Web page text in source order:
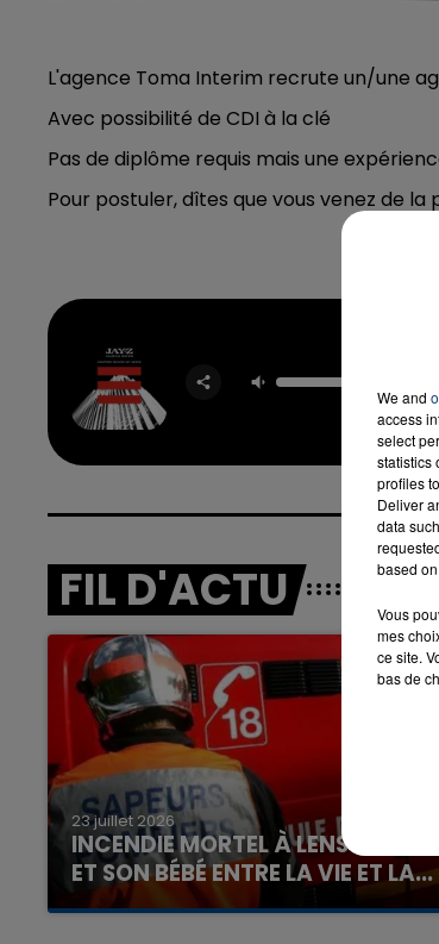
LA TEAM DU WEEK-END
L'agence Toma Interim recrute un/une
Avec possibilité de CDI à la clé
Pas de diplôme requis mais une
Pour postuler, dîtes que vous venez de
FIL D'ACTU
23 juillet 2026
INCENDIE MORTEL À LENS : UNE
ET SON BÉBÉ ENTRE LA VIE ET LA...
Un homme s'est immolé par le feu
We and
access
select
statistics
profiles
Deliver
data
based
Vous
mes
ce site.
bas de